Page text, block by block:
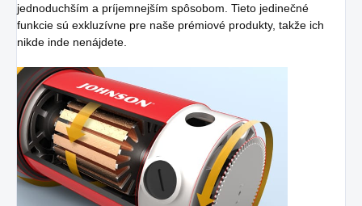
jednoduchším a príjemnejším spôsobom. Tieto jedinečné
funkcie sú exkluzívne pre naše prémiové produkty, takže ich
nikde inde nenájdete.